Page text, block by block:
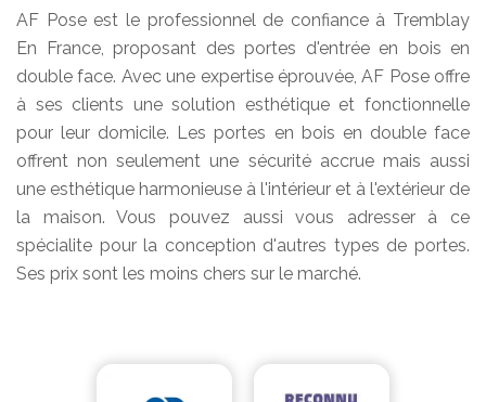
AF Pose est le professionnel de confiance à Tremblay
En France, proposant des portes d'entrée en bois en
double face. Avec une expertise éprouvée, AF Pose offre
à ses clients une solution esthétique et fonctionnelle
pour leur domicile. Les portes en bois en double face
offrent non seulement une sécurité accrue mais aussi
une esthétique harmonieuse à l'intérieur et à l'extérieur de
la maison. Vous pouvez aussi vous adresser à ce
spécialite pour la conception d'autres types de portes.
Ses prix sont les moins chers sur le marché.